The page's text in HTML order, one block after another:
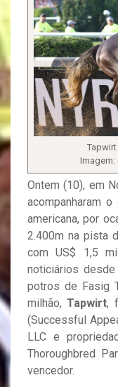
Imagem:
Ontem (10), em
acompanharam
americana, por
2.400m na pista
com US$ 1,5
noticiários
potros de Fasig
milhão,Tapwirt,
(Successful
LLC e
Thoroughbred
vencedor.